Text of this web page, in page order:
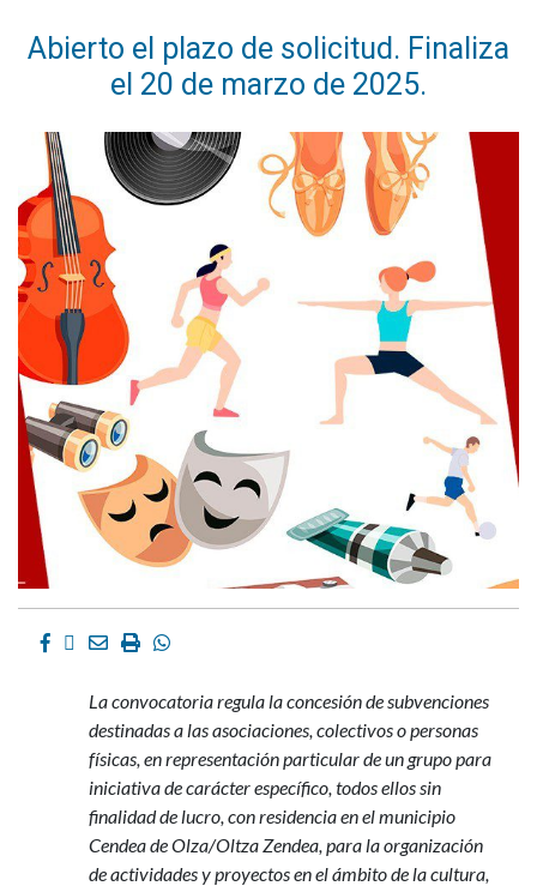
Abierto el plazo de solicitud. Finaliza
el 20 de marzo de 2025.
Facebook
Twitter
EmailImprimirWhatsapp
La convocatoria regula la concesión de subvenciones
destinadas a las asociaciones, colectivos o personas
físicas, en representación particular de un grupo para
iniciativa de carácter específico, todos ellos sin
finalidad de lucro, con residencia en el municipio
Cendea de Olza/Oltza Zendea, para la organización
de actividades y proyectos en el ámbito de la cultura,